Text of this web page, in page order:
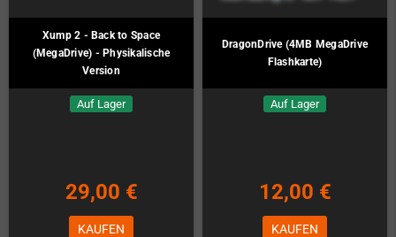
Xump 2 - Back to Space
(MegaDrive) - Physikalische
Version
Auf Lager
29,00 €
KAUFEN
DragonDrive (4MB MegaDrive
Flashkarte)
Auf Lager
12,00 €
KAUFEN